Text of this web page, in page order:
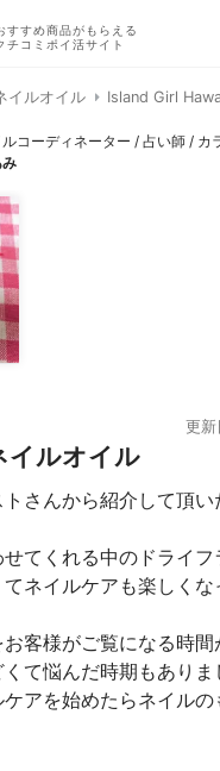
すすめ商品がもらえる
チコミポイ活サイト
イルオイル Island Girl
コーディネーター / 占い師 / カ
更新
イルオイル
さんから紹介して頂い
てくれる中のドライフ
ネイルケアも楽しくな
客様がご覧になる時間
て悩んだ時期もあり
アを始めたらネイルの